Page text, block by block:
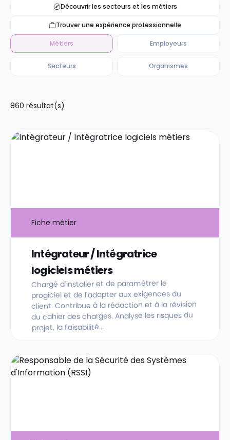
Découvrir les secteurs et les métiers
Trouver une expérience professionnelle
Métiers Employeurs
Secteurs Organismes
860 résultat(s)
Fiche métier
Intégrateur / Intégratrice
logiciels métiers
Chargé d'installer et de paramétrer le
progiciel et de l'adapter aux exigences du
client. Contribue à la rédaction et à la révision
du cahier des charges. Analyse les risques du
projet, la faisabilité...